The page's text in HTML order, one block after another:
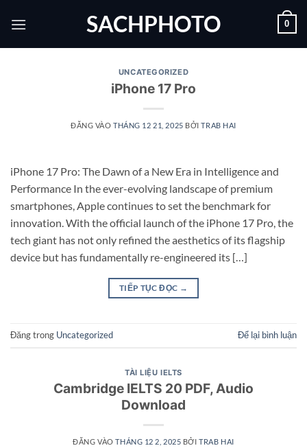
qua
SACHPHOTO 0
UNCATEGORIZED
iPhone 17 Pro
ĐĂNG VÀOTHÁNG 12 21, 2025 BỞITRAB HAI
iPhone 17 Pro: The Dawn of a New Era in Intelligence and
Performance In the ever-evolving landscape of premium
smartphones, Apple continues to set the benchmark for
innovation. With the official launch of the iPhone 17 Pro, the
tech giant has not only refined the aesthetics of its flagship
device but has fundamentally re-engineered its […]
TIẾP TỤC ĐỌC →
Đăng trong Uncategorized Để lại bình luận
TÀI LIỆU IELTS
Cambridge IELTS 20 PDF, Audio
Download
ĐĂNG VÀOTHÁNG 12 2, 2025 BỞITRAB HAI